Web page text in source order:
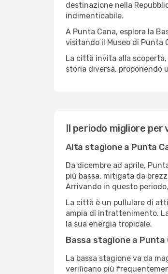
destinazione nella
indimenticabile.
A Punta Cana, esplora la
visitando il Museo di Punta
La città invita alla
storia diversa, proponendo
Il periodo migliore per
Alta stagione a Punta
Da dicembre ad aprile,
più bassa, mitigata da
Arrivando in questo
La città è un pullulare di
ampia di intrattenimento.
la sua energia tropicale.
Bassa stagione a Punta
La bassa stagione va da
verificano più